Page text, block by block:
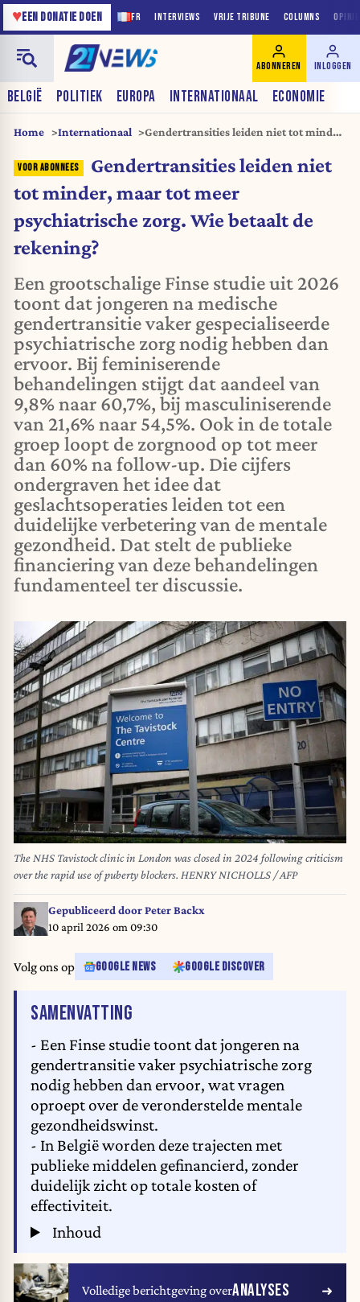
FR INTERVIEWS VRIJE TRIBUNE COLUMNS
♥EEN DONATIE DOEN
BELGIË POLITIEK EUROPA INTERNATIONAAL ECONOMIE
ABONNEREN INLOGGEN
Home Internationaal
Gendertransities leiden niet tot minder,
betaalt de rekening?
Gendertransities leiden niet
tot minder, maar tot meer
psychiatrische zorg. Wie betaalt de
rekening?
Een grootschalige Finse studie uit 2026
toont dat jongeren na medische
gendertransitie vaker gespecialiseerde
psychiatrische zorg nodig hebben dan
ervoor. Bij feminiserende
behandelingen stijgt dat aandeel van
9,8% naar 60,7%, bij masculiniserende
van 21,6% naar 54,5%. Ook in de totale
groep loopt de zorgnood op tot meer
dan 60% na follow-up. Die cijfers
ondergraven het idee dat
geslachtsoperaties leiden tot een
duidelijke verbetering van de mentale
gezondheid. Dat stelt de publieke
financiering van deze behandelingen
fundamenteel ter discussie.
The NHS Tavistock clinic in London was closed in 2024 following criticism
over the rapid use of puberty blockers. HENRY NICHOLLS / AFP
Gepubliceerd doorPeter Backx
10 april 2026 om 09:30
Volg ons op GOOGLE NEWS GOOGLE DISCOVER
SAMENVATTING
- Een Finse studie toont dat jongeren na
gendertransitie vaker psychiatrische zorg
nodig hebben dan ervoor, wat vragen
oproept over de veronderstelde mentale
gezondheidswinst.
- In België worden deze trajecten met
publieke middelen gefinancierd, zonder
duidelijk zicht op totale kosten of
effectiviteit.
Inhoud
Volledige berichtgeving overANALYSES